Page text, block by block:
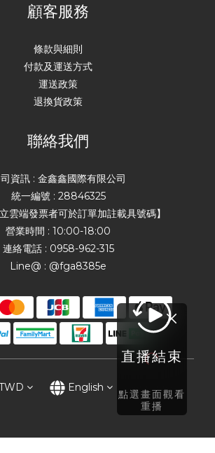
顧客服務
條款與細則
付款及運送方式
運送政策
退換貨政策
聯絡我們
資訊 : 金鑫鑫國際有限公司
統一編號 : 28846325
雲端發票者可於訂單加註載具號碼】
營業時間 : 10:00-18:00
連絡電話 : 0958-962-315
Line@ : @fga8385e
English
直播結束
點選畫面觀看
重播